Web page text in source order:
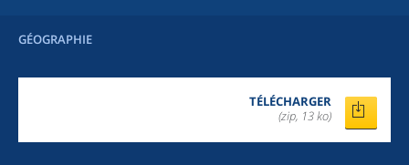
GÉOGRAPHIE
TÉLÉCHARGER
(zip, 13 ko)